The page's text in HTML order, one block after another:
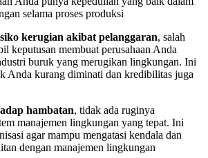
selama proses produksi
kerugian akibat pelanggaran, salah
keputusan membuat perusahaan Anda
buruk yang merugikan lingkungan. Ini
Anda kurang diminati dan kredibilitas juga
hambatan, tidak ada ruginya
manajemen lingkungan yang tepat. Ini
agar mampu mengatasi kendala dan
dengan manajemen lingkungan